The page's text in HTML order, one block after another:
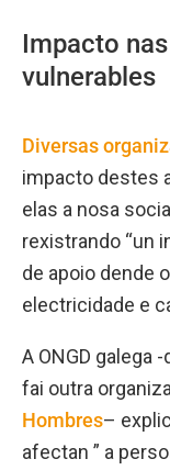
Impacto
vulnerables
Diversas
impacto destes
elas a nosa socia
rexistrando “un
de apoio dende
electricidade e
A ONGD galega
fai outra
Hombres–
afectan ” a